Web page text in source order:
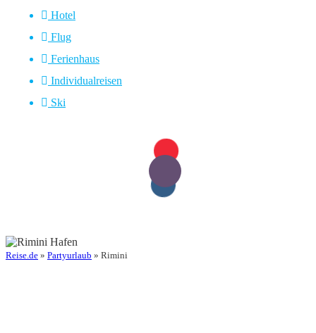
Hotel
Flug
Ferienhaus
Individualreisen
Ski
Reise.de » Partyurlaub » Rimini